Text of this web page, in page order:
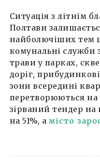
Ситуація з літнім
Полтави
найболючіших тем
комунальні служби
трави у парках,
доріг,
зони всередині
перетворюються на
зірваний тендер на
на 51%, а місто